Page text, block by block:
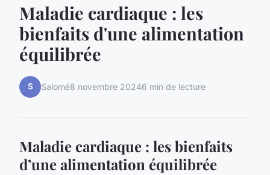
Maladie cardiaque : les
bienfaits d'une alimentation
équilibrée
S Salomé8 novembre 20246 min de lecture
Maladie cardiaque : les bienfaits
d’une alimentation équilibrée